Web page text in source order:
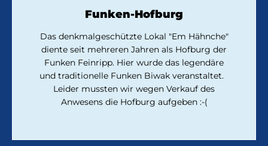
Funken-Hofburg
Das denkmalgeschützte Lokal "Em Hähnche"
diente seit mehreren Jahren als Hofburg der
Funken Feinripp. Hier wurde das legendäre
und traditionelle Funken Biwak veranstaltet.
Leider mussten wir wegen Verkauf des
Anwesens die Hofburg aufgeben :-(